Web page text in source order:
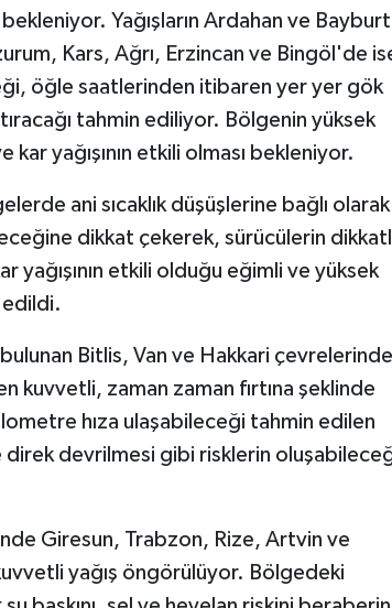
Yağışların Ardahan ve
Kars, Ağrı, Erzincan ve Bingöl'de
öğle saatlerinden itibaren yer yer gök
tahmin ediliyor. Bölgenin yüksek
kar yağışının etkili olması bekleniyor.
ani sıcaklık düşüşlerine bağlı olarak
dikkat çekerek, sürücülerin
yağışının etkili olduğu eğimli ve yüksek
edildi.
Bitlis, Van ve Hakkari
kuvvetli, zaman zaman fırtına şeklinde
hıza ulaşabileceği tahmin edilen
direk devrilmesi gibi risklerin
Giresun, Trabzon, Rize, Artvin ve
yağış öngörülüyor. Bölgedeki